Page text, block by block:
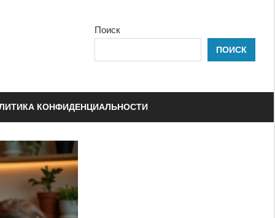
Поиск
ПОИСК
КОНФИДЕНЦИАЛЬНОСТИ